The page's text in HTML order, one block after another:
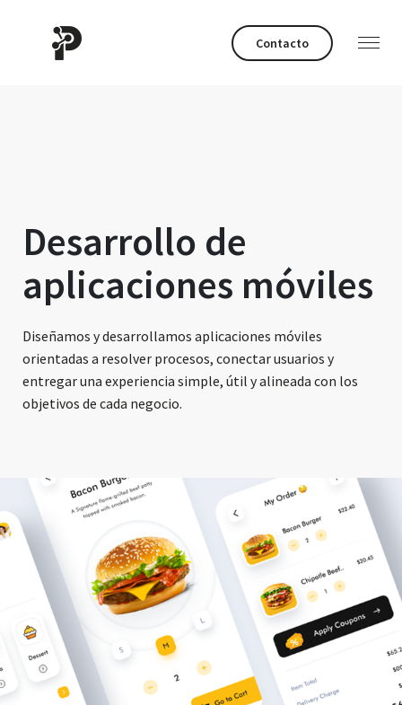
Contacto
Desarrollo de
aplicaciones móviles
Diseñamos y desarrollamos aplicaciones móviles
orientadas a resolver procesos, conectar usuarios y
entregar una experiencia simple, útil y alineada con los
objetivos de cada negocio.